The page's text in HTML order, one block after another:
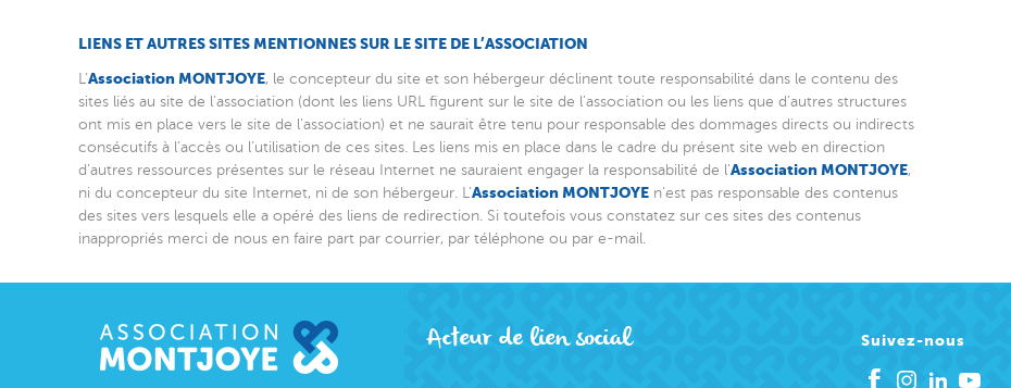
LIENS ET AUTRES SITES MENTIONNES SUR LE SITE DE L’ASSOCIATION
L’Association MONTJOYE, le concepteur du site et son hébergeur déclinent toute responsabilité dans le contenu des
sites liés au site de l’association (dont les liens URL figurent sur le site de l’association ou les liens que d’autres structures
ont mis en place vers le site de l’association) et ne saurait être tenu pour responsable des dommages directs ou indirects
consécutifs à l’accès ou l’utilisation de ces sites. Les liens mis en place dans le cadre du présent site web en direction
d’autres ressources présentes sur le réseau Internet ne sauraient engager la responsabilité de l’Association MONTJOYE,
ni du concepteur du site Internet, ni de son hébergeur. L’Association MONTJOYE n’est pas responsable des contenus
des sites vers lesquels elle a opéré des liens de redirection. Si toutefois vous constatez sur ces sites des contenus
inappropriés merci de nous en faire part par courrier, par téléphone ou par e-mail.
Acteur de lien social Suivez-nous